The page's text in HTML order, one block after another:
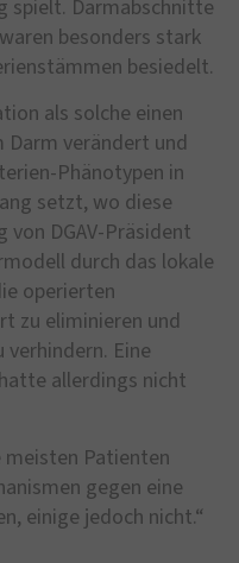
spielt. Darmabschnitte
besonders stark
besiedelt.
als solche einen
Darm verändert und
Phänotypen in
setzt, wo diese
von DGAV-Präsident
durch das lokale
operierten
zu eliminieren und
Eine
allerdings nicht
Patienten
gegen eine
einige jedoch nicht.“